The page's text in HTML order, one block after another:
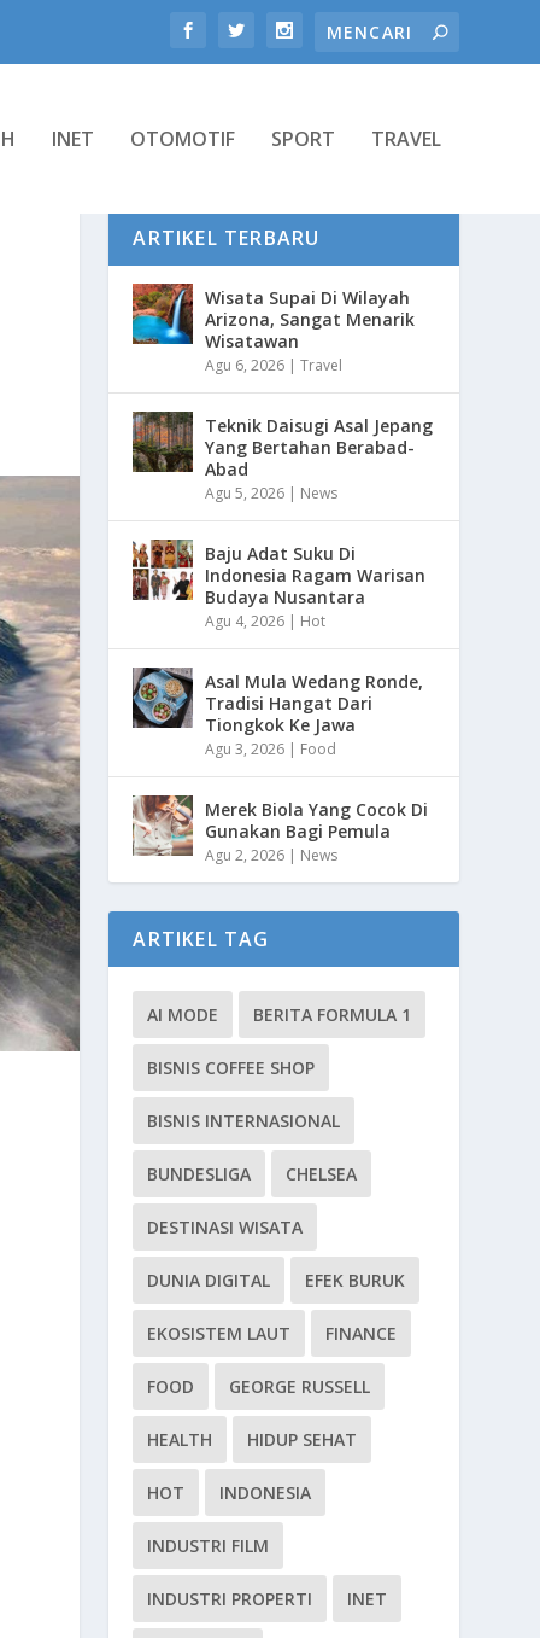
INET OTOMOTIF SPORT TRAVEL
ARTIKEL TERBARU
Wisata Supai Di Wilayah
Arizona, Sangat Menarik
Wisatawan
Agu 6, 2026 |Travel
Teknik Daisugi Asal Jepang
Yang Bertahan Berabad-
Abad
Agu 5, 2026 | News
Baju Adat Suku Di
Indonesia Ragam Warisan
Budaya Nusantara
Agu 4, 2026 | Hot
Asal Mula Wedang Ronde,
Tradisi Hangat Dari
Tiongkok Ke Jawa
Agu 3, 2026 | Food
Merek Biola Yang Cocok Di
Gunakan Bagi Pemula
Agu 2, 2026 | News
ARTIKEL TAG
AI MODE BERITA FORMULA 1
BISNIS COFFEE SHOP
BISNIS INTERNASIONAL
BUNDESLIGA CHELSEA
DESTINASI WISATA
DUNIA DIGITAL EFEK BURUK
EKOSISTEM LAUT FINANCE
FOOD GEORGE RUSSELL
HEALTH HIDUP SEHAT
HOT INDONESIA
INDUSTRI FILM
INDUSTRI PROPERTI INET